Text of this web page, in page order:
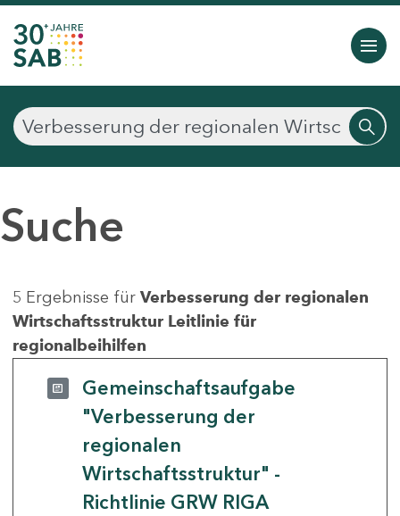
Suche
5 Ergebnisse für Verbesserung der regionalen
Wirtschaftsstruktur Leitlinie für
regionalbeihilfen
Gemeinschaftsaufgabe
"Verbesserung der
regionalen
Wirtschaftsstruktur" -
Richtlinie GRW RIGA